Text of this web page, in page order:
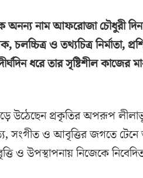
অনন্য নাম আফরোজা চৌধুরী
চলচ্চিত্র ও তথ্যচিত্র নির্মাতা,
ধরে তার সৃষ্টিশীল
উঠেছেন প্রকৃতির অপরূপ
সংগীত ও আবৃত্তির জগতে টেনে
ও উপস্থাপনায় নিজেকে